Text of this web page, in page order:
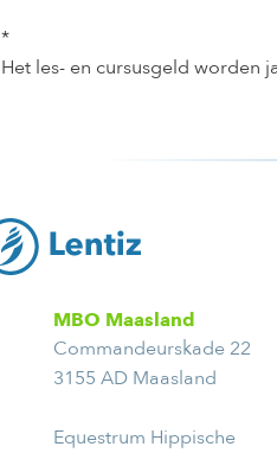
*
Het les- en cursusgeld worden
MBO Maasland
Commandeurskade 22
3155 AD Maasland
Equestrum Hippische